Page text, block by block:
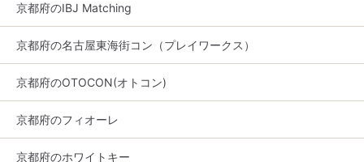
京都府のIBJ Matching
京都府の名古屋東海街コン（プレイワークス）
京都府のOTOCON(オトコン)
京都府のフィオーレ
京都府のホワイトキー